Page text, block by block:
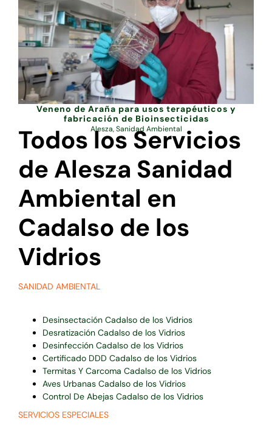
Veneno de Araña para usos terapéuticos y
fabricación de Bioinsecticidas
Alesza,Sanidad Ambiental
Todos los Servicios
de Alesza Sanidad
Ambiental en
Cadalso de los
Vidrios
SANIDAD AMBIENTAL
Desinsectación Cadalso de los Vidrios
Desratización Cadalso de los Vidrios
Desinfección Cadalso de los Vidrios
Certificado DDD Cadalso de los Vidrios
Termitas Y Carcoma Cadalso de los Vidrios
Aves Urbanas Cadalso de los Vidrios
Control De Abejas Cadalso de los Vidrios
SERVICIOS ESPECIALES